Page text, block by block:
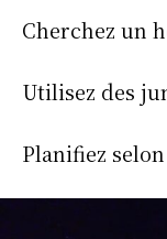
Cherchez un
Utilisez des
Planifiez